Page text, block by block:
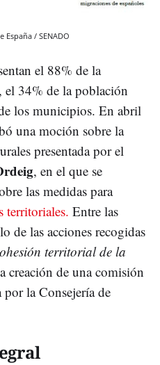
España / SENADO
el 88% de la
el 34% de la población
los municipios. En abril
una moción sobre la
presentada por el
, en el que se
las medidas para
territoriales. Entre las
de las acciones recogidas
territorial de la
creación de una comisión
la Consejería de